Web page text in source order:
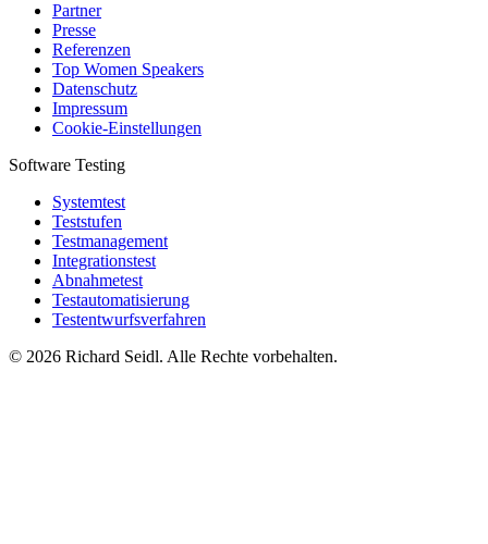
Partner
Presse
Referenzen
Top Women Speakers
Datenschutz
Impressum
Cookie-Einstellungen
Software Testing
Systemtest
Teststufen
Testmanagement
Integrationstest
Abnahmetest
Testautomatisierung
Testentwurfsverfahren
© 2026 Richard Seidl. Alle Rechte vorbehalten.